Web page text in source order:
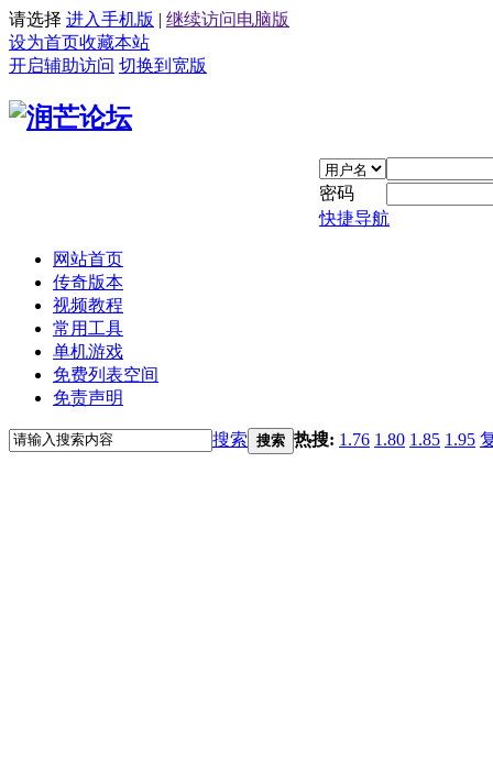
请选择 进入手机版 | 继续访问电脑版
设为首页收藏本站
开启辅助访问 切换到宽版
密码
快捷导航
网站首页
传奇版本
视频教程
常用工具
单机游戏
免费列表空间
免责声明
搜索 搜索 热搜: 1.76 1.80 1.85 1.95